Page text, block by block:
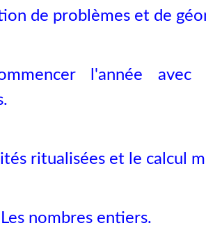
de problèmes et de
l'année avec
.
ritualisées et le calcul
nombres entiers.